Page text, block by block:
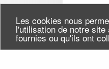
Les cookies nous
l'utilisation de notre
fournies ou qu'ils ont